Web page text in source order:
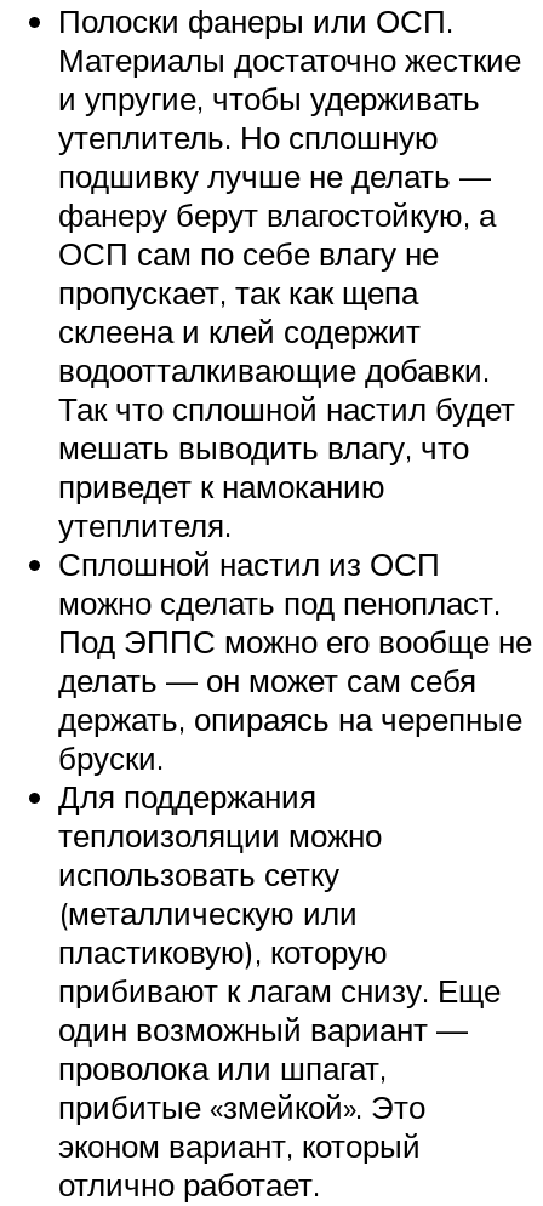
Полоски фанеры или ОСП.
Материалы достаточно жесткие
и упругие, чтобы удерживать
утеплитель. Но сплошную
подшивку лучше не делать —
фанеру берут влагостойкую, а
ОСП сам по себе влагу не
пропускает, так как щепа
склеена и клей содержит
водоотталкивающие добавки.
Так что сплошной настил будет
мешать выводить влагу, что
приведет к намоканию
утеплителя.
Сплошной настил из ОСП
можно сделать под пенопласт.
Под ЭППС можно его вообще не
делать — он может сам себя
держать, опираясь на черепные
бруски.
Для поддержания
теплоизоляции можно
использовать сетку
(металлическую или
пластиковую), которую
прибивают к лагам снизу. Еще
один возможный вариант —
проволока или шпагат,
прибитые «змейкой». Это
эконом вариант, который
отлично работает.